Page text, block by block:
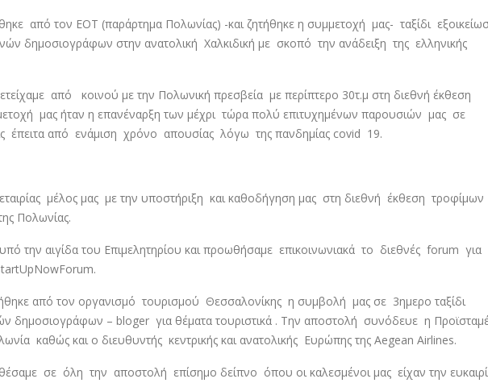
από τον ΕΟΤ (παράρτημα Πολωνίας) -και ζητήθηκε η συμμετοχή μας- ταξίδι
δημοσιογράφων στην ανατολική Χαλκιδική με σκοπό την ανάδειξη της ελληνικής
από κοινού με την Πολωνική πρεσβεία με περίπτερο 30τ.μ στη διεθνή έκθεση
μας ήταν η επανέναρξη των μέχρι τώρα πολύ επιτυχημένων παρουσιών μας σε
έπειτα από ενάμιση χρόνο απουσίας λόγω της πανδημίας covid 19.
μέλος μας με την υποστήριξη και καθοδήγηση μας στη διεθνή έκθεση τροφίμων
Πολωνίας.
την αιγίδα του Επιμελητηρίου και προωθήσαμε επικοινωνιακά το διεθνές forum για
από τον οργανισμό τουρισμού Θεσσαλονίκης η συμβολή μας σε 3ημερο ταξίδι
δημοσιογράφων – bloger για θέματα τουριστικά . Την αποστολή συνόδευε η
καθώς και ο διευθυντής κεντρικής και ανατολικής Ευρώπης της Aegean Airlines.
σε όλη την αποστολή επίσημο δείπνο όπου οι καλεσμένοι μας είχαν την